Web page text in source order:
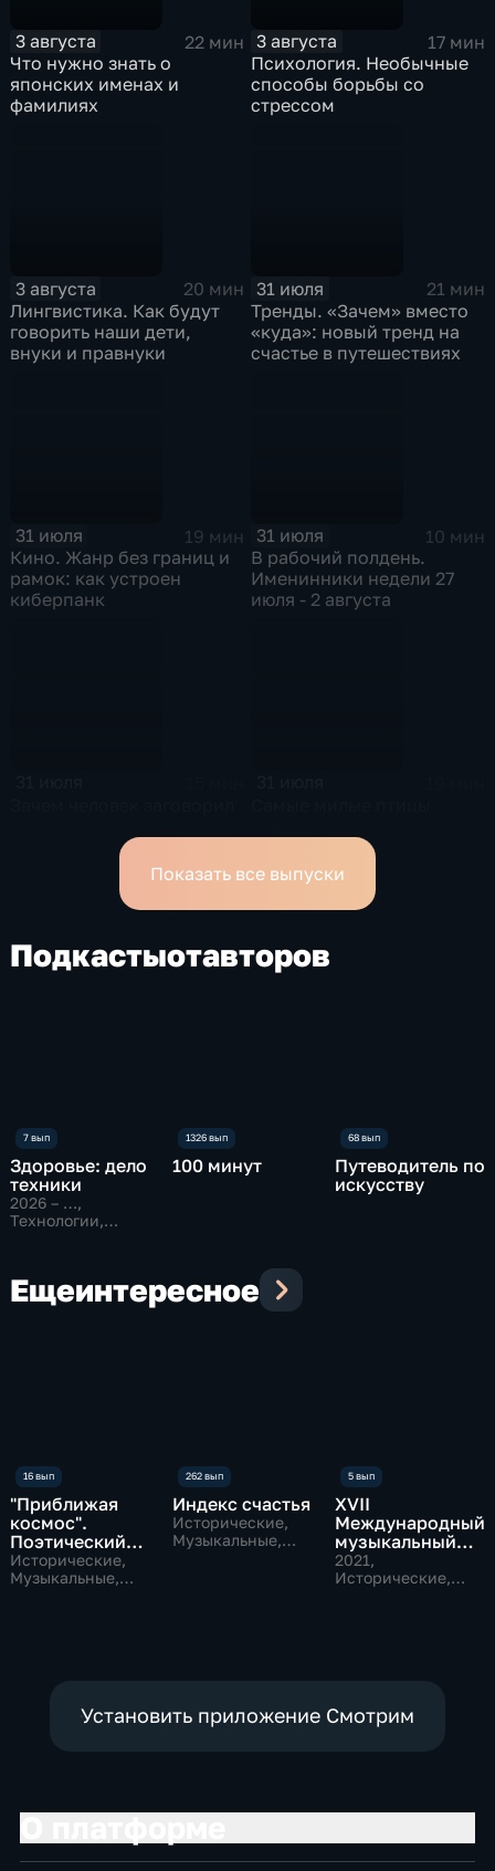
3 августа
22 мин
Что нужно знать о
японских именах и
фамилиях
3 августа
17 мин
Психология. Необычные
способы борьбы со
стрессом
3 августа
20 мин
Лингвистика. Как будут
говорить наши дети,
внуки и правнуки
31 июля
21 мин
Тренды. «Зачем» вместо
«куда»: новый тренд на
счастье в путешествиях
31 июля
19 мин
Кино. Жанр без границ и
рамок: как устроен
киберпанк
31 июля
10 мин
В рабочий полдень.
Именинники недели 27
июля - 2 августа
Показать все выпуски
Подкастыотавторов
Здоровье: дело
техники
2026 – …,
Технологии,
100 минут
Путеводитель по
искусству
Ещеинтересное
"Приближая
космос".
Поэтический
проект
Исторические,
Музыкальные,
Индекс счастья
Исторические,
Музыкальные,
ХVII
Международный
музыкальный
фестиваль
"Московский
2021,
Исторические,
Установить приложение Смотрим